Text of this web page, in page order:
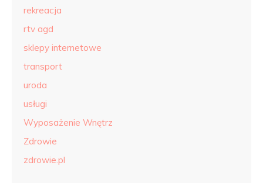
rekreacja
rtv agd
sklepy internetowe
transport
uroda
usługi
Wyposażenie Wnętrz
Zdrowie
zdrowie.pl